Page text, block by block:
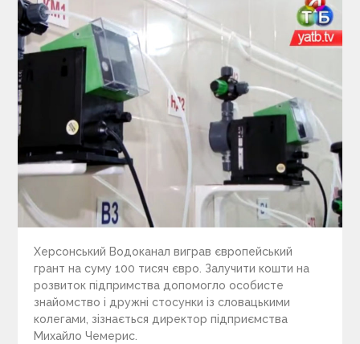
Херсонський Водоканал виграв європейський
грант на суму 100 тисяч євро. Залучити кошти на
розвиток підпримства допомогло особисте
знайомство і дружні стосунки із словацькими
колегами, зізнається директор підприємства
Михайло Чемерис.